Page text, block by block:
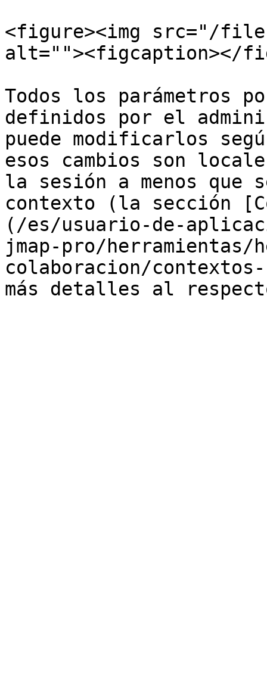
<figure><img src="/files/
alt=""><figcaption></
Todos los parámetros
definidos por el
puede modificarlos
esos cambios son
la sesión a menos que
contexto (la sección
(/es/usuario-de-
jmap-pro/herramientas/
colaboracion/